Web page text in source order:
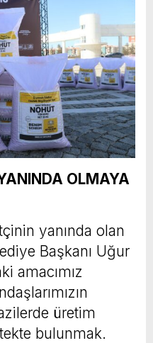
OLMAYA
yanında olan
Başkanı Uğur
amacımız
üretim
bulunmak.